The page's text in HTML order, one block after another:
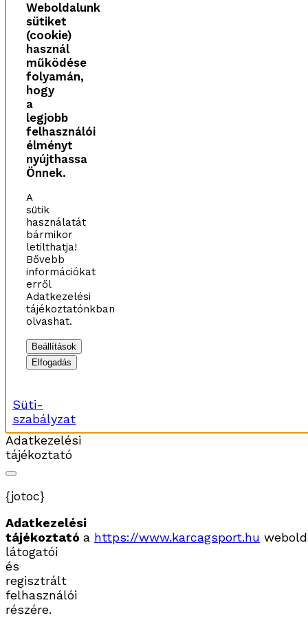
Weboldalunk
sütiket
(cookie)
használ
működése
folyamán,
hogy
a
legjobb
felhasználói
élményt
nyújthassa
Önnek.
A
sütik
használatát
bármikor
letilthatja!
Bővebb
információkat
erről
Adatkezelési
tájékoztatónkban
olvashat.
Beállítások
Elfogadás
Süti-
szabályzat
Adatkezelési
tájékoztató
{jotoc}
Adatkezelési
tájékoztató a https://www.karcagsport.hu
látogatói
és
regisztrált
felhasználói
részére.